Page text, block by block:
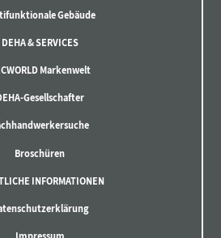
Gebäude
DEHA & SERVICES
Markenwelt
Gesellschafter
Broschüren
INFORMATIONEN